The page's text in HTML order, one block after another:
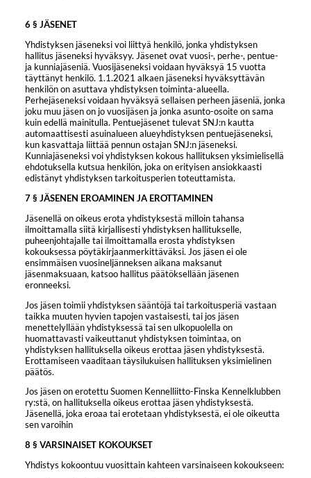
6 § JÄSENET
Yhdistyksen jäseneksi voi liittyä henkilö, jonka yhdistyksen
hallitus jäseneksi hyväksyy. Jäsenet ovat vuosi-, perhe-, pentue-
ja kunniajäseniä. Vuosijäseneksi voidaan hyväksyä 15 vuotta
täyttänyt henkilö. 1.1.2021 alkaen jäseneksi hyväksyttävän
henkilön on asuttava yhdistyksen toiminta-alueella.
Perhejäseneksi voidaan hyväksyä sellaisen perheen jäseniä, jonka
joku muu jäsen on jo vuosijäsen ja jonka asunto-osoite on sama
kuin edellä mainitulla. Pentuejäsenet tulevat SNJ:n kautta
automaattisesti asuinalueen alueyhdistyksen pentuejäseneksi,
kun kasvattaja liittää pennun ostajan SNJ:n jäseneksi.
Kunniajäseneksi voi yhdistyksen kokous hallituksen yksimielisellä
ehdotuksella kutsua henkilön, joka on erityisen ansiokkaasti
edistänyt yhdistyksen tarkoitusperien toteuttamista.
7 § JÄSENEN EROAMINEN JA EROTTAMINEN
Jäsenellä on oikeus erota yhdistyksestä milloin tahansa
ilmoittamalla siitä kirjallisesti yhdistyksen hallitukselle,
puheenjohtajalle tai ilmoittamalla erosta yhdistyksen
kokouksessa pöytäkirjaanmerkittäväksi. Jos jäsen ei ole
ensimmäisen vuosineljänneksen aikana maksanut
jäsenmaksuaan, katsoo hallitus päätöksellään jäsenen
eronneeksi.
Jos jäsen toimii yhdistyksen sääntöjä tai tarkoitusperiä vastaan
taikka muuten hyvien tapojen vastaisesti, tai jos jäsen
menettelyllään yhdistyksessä tai sen ulkopuolella on
huomattavasti vaikeuttanut yhdistyksen toimintaa, on
yhdistyksen hallituksella oikeus erottaa jäsen yhdistyksestä.
Erottamiseen vaaditaan täysilukuisen hallituksen yksimielinen
päätös.
Jos jäsen on erotettu Suomen Kennelliitto-Finska Kennelklubben
ry:stä, on hallituksella oikeus erottaa jäsen yhdistyksestä.
Jäsenellä, joka eroaa tai erotetaan yhdistyksestä, ei ole oikeutta
sen varoihin
8 § VARSINAISET KOKOUKSET
Yhdistys kokoontuu vuosittain kahteen varsinaiseen kokoukseen: